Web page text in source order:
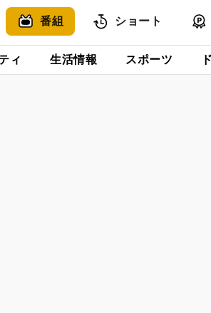
番組 ショート
ィ 生活情報 スポーツ